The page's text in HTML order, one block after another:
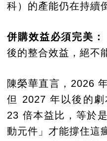
科）的產能仍在持續
併購效益必須完美：
後的整合效益，絕不
陳榮華直言，2026
但 2027 年以後的
23 倍本益比，等於
動元件」才能撐住這